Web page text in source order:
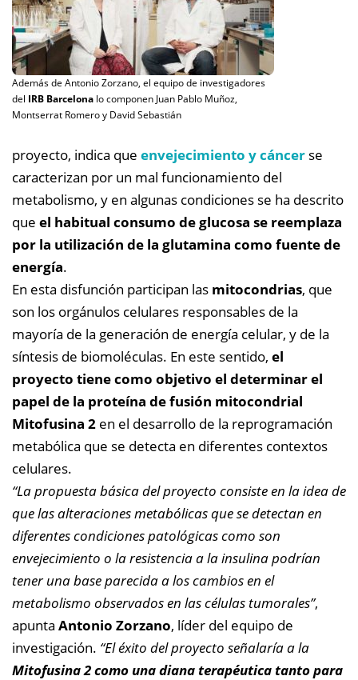
Además de Antonio Zorzano, el equipo de investigadores
del IRB Barcelona lo componen Juan Pablo Muñoz,
Montserrat Romero y David Sebastián
proyecto, indica que envejecimiento y cáncer se
caracterizan por un mal funcionamiento del
metabolismo, y en algunas condiciones se ha descrito
que el habitual consumo de glucosa se reemplaza
por la utilización de la glutamina como fuente de
energía.
En esta disfunción participan las mitocondrias, que
son los orgánulos celulares responsables de la
mayoría de la generación de energía celular, y de la
síntesis de biomoléculas. En este sentido, el
proyecto tiene como objetivo el determinar el
papel de la proteína de fusión mitocondrial
Mitofusina 2 en el desarrollo de la reprogramación
metabólica que se detecta en diferentes contextos
celulares.
“La propuesta básica del proyecto consiste en la idea de
que las alteraciones metabólicas que se detectan en
diferentes condiciones patológicas como son
envejecimiento o la resistencia a la insulina podrían
tener una base parecida a los cambios en el
metabolismo observados en las células tumorales”,
apunta Antonio Zorzano, líder del equipo de
investigación. “El éxito del proyecto señalaría a la
Mitofusina 2 como una diana terapéutica tanto para